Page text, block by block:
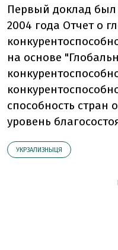
Первый доклад был
2004 года Отчет о
на основе
способность стран
уровень
УКРЗАЛИЗНЫЦЯ